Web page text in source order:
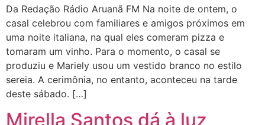
Da Redação Rádio Aruanã FM Na noite de ontem, o
casal celebrou com familiares e amigos próximos em
uma noite italiana, na qual eles comeram pizza e
tomaram um vinho. Para o momento, o casal se
produziu e Mariely usou um vestido branco no estilo
sereia. A cerimônia, no entanto, aconteceu na tarde
deste sábado. […]
Mirella Santos dá à luz